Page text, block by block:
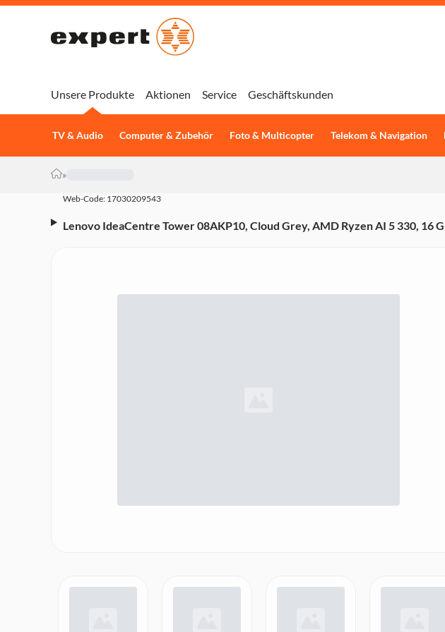
Unsere Produkte
TV & Audio Computer & Zubehör Foto & Multicopter Telekom & Navigation
Aktionen Service Geschäftskunden
»
Web-Code: 17030209543
Lenovo IdeaCentre Tower 08AKP10, Cloud Grey, AMD Ryzen AI 5 330, 16